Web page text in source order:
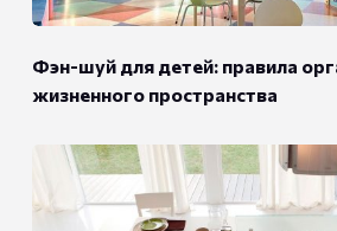
Фэн-шуй для детей: правила
жизненного пространства